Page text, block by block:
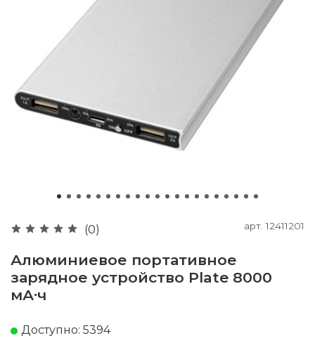
(0) арт.12411201
Алюминиевое портативное
зарядное устройство Plate 8000
мА∙ч
Доступно: 5394